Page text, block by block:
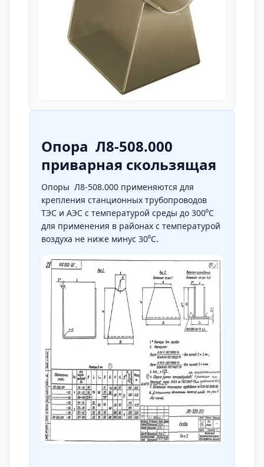
Опора Л8-508.000
приварная скользящая
Опоры Л8-508.000 применяются для
крепления станционных трубопроводов
ТЭС и АЭС с температурой среды до 300⁰C
для применения в районах с температурой
воздуха не ниже минус 30⁰С.